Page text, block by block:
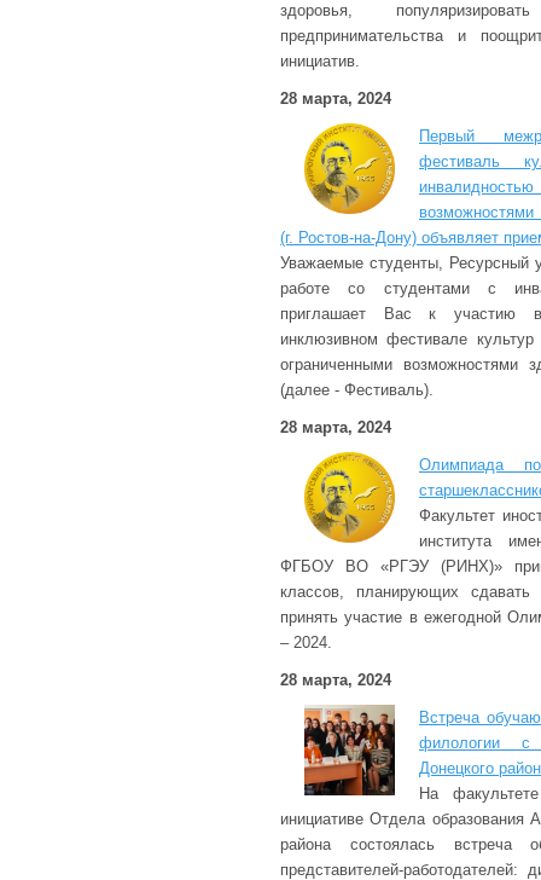
здоровья,
предпринимательства и
инициатив.
28 марта, 2024
Первый
фестиваль
возможностями
(г. Ростов-на-Дону) объявляет
Уважаемые студенты, Ресурсный
работе со студентами с
приглашает Вас к участию в
инклюзивном фестивале
ограниченными возможностями
(далее - Фестиваль).
28 марта, 2024
Олимпиада
Факультет
института
ФГБОУ ВО «РГЭУ (РИНХ)»
классов, планирующих
принять участие в ежегодной
– 2024.
28 марта, 2024
Встреча
филологии с
Донецкого
На
инициативе Отдела образования
района состоялась встреча
представителей-